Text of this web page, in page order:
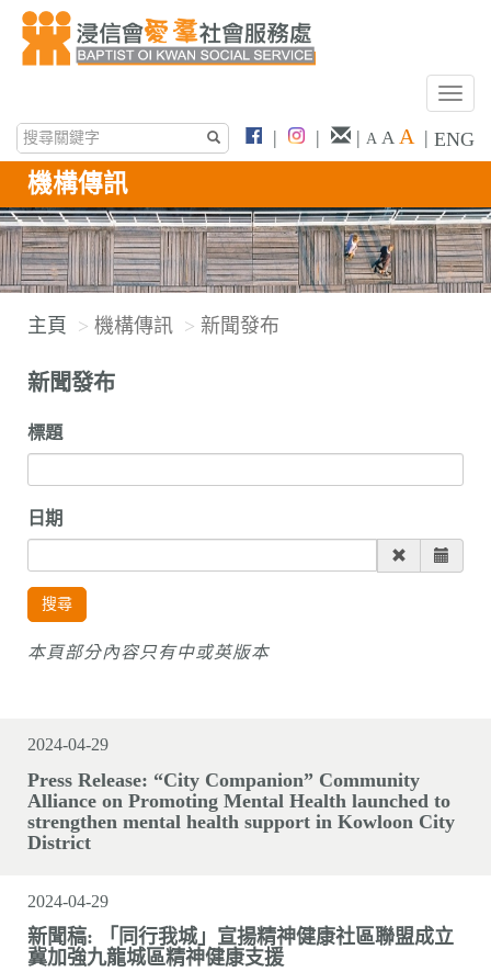
T
g
l
e
n
a
i
o
| | | A A A | ENG
機構傳訊
主頁 機構傳訊 新聞發布
新聞發布
標題
日期
搜尋
本頁部分內容只有中或英版本
2024-04-29
Press Release: “City Companion” Community
Alliance on Promoting Mental Health launched to
strengthen mental health support in Kowloon City
District
2024-04-29
新聞稿: 「同行我城」宣揚精神健康社區聯盟成立
冀加強九龍城區精神健康支援